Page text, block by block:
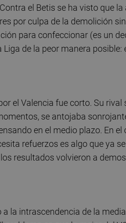
el Betis se ha visto que
por culpa de la demolición
para confeccionar (es un
de la peor manera posible:
el Valencia fue corto. Su
se antojaba
en el medio plazo. En
refuerzos es algo que ya
resultados volvieron a
la intrascendencia de la